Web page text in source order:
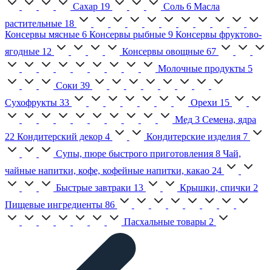
Сахар 19 Соль 6 Масла
растительные 18
Консервы мясные 6 Консервы рыбные 9 Консервы фруктово-
ягодные 12 Консервы овощные 67
Молочные продукты 5
Соки 39
Сухофрукты 33 Орехи 15
Мед 3 Семена, ядра
22 Кондитерский декор 4 Кондитерские изделия 7
Супы, пюре быстрого приготовления 8 Чай,
чайные напитки, кофе, кофейные напитки, какао 24
Быстрые завтраки 13 Крышки, спички 2
Пищевые ингредиенты 86
Пасхальные товары 2